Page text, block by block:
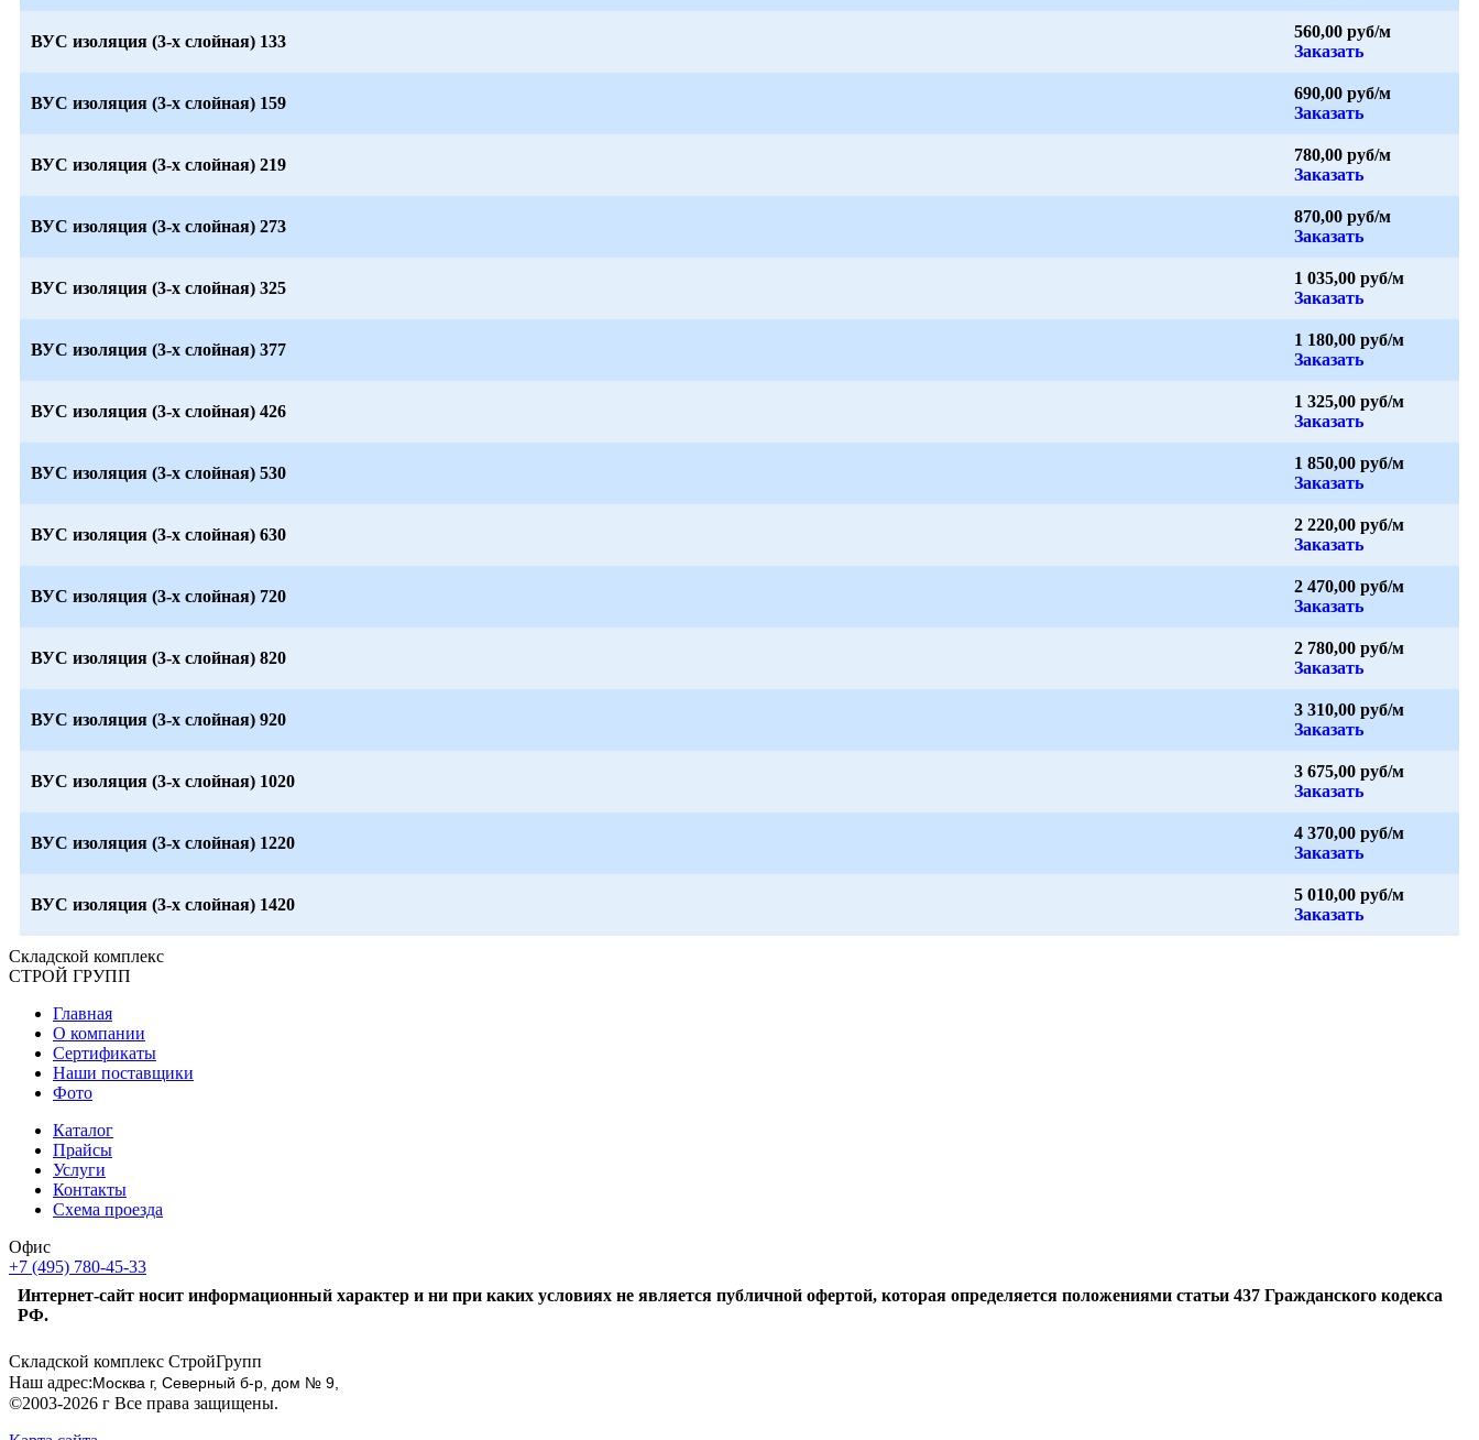
ВУС изоляция (3-х слойная) 133
560,00 руб/м
Заказать
ВУС изоляция (3-х слойная) 159
690,00 руб/м
Заказать
ВУС изоляция (3-х слойная) 219
780,00 руб/м
Заказать
ВУС изоляция (3-х слойная) 273
870,00 руб/м
Заказать
ВУС изоляция (3-х слойная) 325
1 035,00 руб/м
Заказать
ВУС изоляция (3-х слойная) 377
1 180,00 руб/м
Заказать
ВУС изоляция (3-х слойная) 426
1 325,00 руб/м
Заказать
ВУС изоляция (3-х слойная) 530
1 850,00 руб/м
Заказать
ВУС изоляция (3-х слойная) 630
2 220,00 руб/м
Заказать
ВУС изоляция (3-х слойная) 720
2 470,00 руб/м
Заказать
ВУС изоляция (3-х слойная) 820
2 780,00 руб/м
Заказать
ВУС изоляция (3-х слойная) 920
3 310,00 руб/м
Заказать
ВУС изоляция (3-х слойная) 1020
3 675,00 руб/м
Заказать
ВУС изоляция (3-х слойная) 1220
4 370,00 руб/м
Заказать
ВУС изоляция (3-х слойная) 1420
5 010,00 руб/м
Заказать
Складской комплекс
СТРОЙ ГРУПП
Главная
О компании
Сертификаты
Наши поставщики
Фото
Каталог
Прайсы
Услуги
Контакты
Схема проезда
Офис
+7 (495) 780-45-33
Интернет-сайт носит информационный характер и ни при каких условиях не является публичной офертой, которая определяется положениями статьи 437 Гражданского кодекса
РФ.
Складской комплекс СтройГрупп
Наш адрес:Москва г, Северный б-р, дом № 9,
©2003-2026 г Все права защищены.